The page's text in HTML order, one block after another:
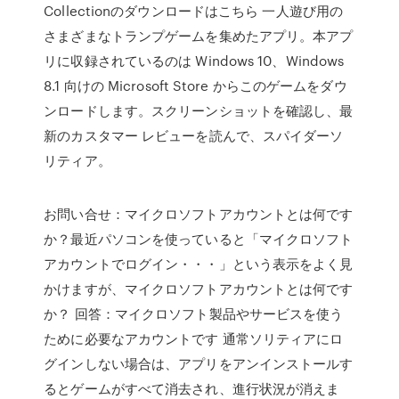
Collectionのダウンロードはこちら 一人遊び用の
さまざまなトランプゲームを集めたアプリ。本アプ
リに収録されているのは Windows 10、Windows
8.1 向けの Microsoft Store からこのゲームをダウ
ンロードします。スクリーンショットを確認し、最
新のカスタマー レビューを読んで、スパイダーソ
リティア。
お問い合せ：マイクロソフトアカウントとは何です
か？最近パソコンを使っていると「マイクロソフト
アカウントでログイン・・・」という表示をよく見
かけますが、マイクロソフトアカウントとは何です
か？ 回答：マイクロソフト製品やサービスを使う
ために必要なアカウントです 通常ソリティアにロ
グインしない場合は、アプリをアンインストールす
るとゲームがすべて消去され、進行状況が消えま